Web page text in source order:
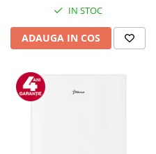
IN STOC
ADAUGA IN COS